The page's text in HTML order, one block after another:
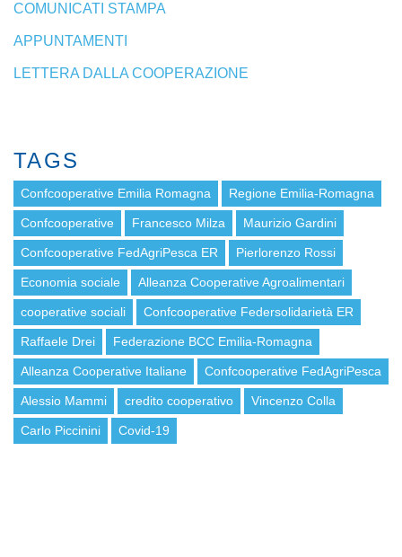
COMUNICATI STAMPA
APPUNTAMENTI
LETTERA DALLA COOPERAZIONE
TAGS
Confcooperative Emilia Romagna Regione Emilia-Romagna
Confcooperative Francesco Milza Maurizio Gardini
Confcooperative FedAgriPesca ER Pierlorenzo Rossi
Economia sociale Alleanza Cooperative Agroalimentari
cooperative sociali Confcooperative Federsolidarietà ER
Raffaele Drei Federazione BCC Emilia-Romagna
Alleanza Cooperative Italiane Confcooperative FedAgriPesca
Alessio Mammi credito cooperativo Vincenzo Colla
Carlo Piccinini Covid-19